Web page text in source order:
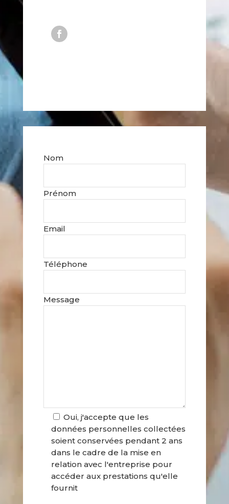
Nom
Prénom
Email
Téléphone
Message
Oui, j'accepte que les
données personnelles collectées
soient conservées pendant 2 ans
dans le cadre de la mise en
relation avec l'entreprise pour
accéder aux prestations qu'elle
fournit